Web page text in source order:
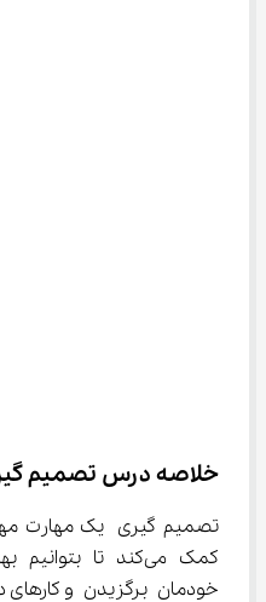
خلاصه درس تصمیم
تصمیم گیری یک مهارت
خودمان برگزیدن و